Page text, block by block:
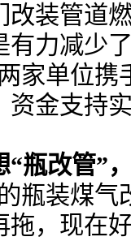
改装管道
有力减少
家单位
资金支持
“瓶改管”
装煤气
，现在